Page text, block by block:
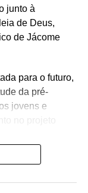
e
entre seus
em defesa da
por esse
junto à
de Deus,
de Jácome
para o futuro,
da pré-
jovens e
na